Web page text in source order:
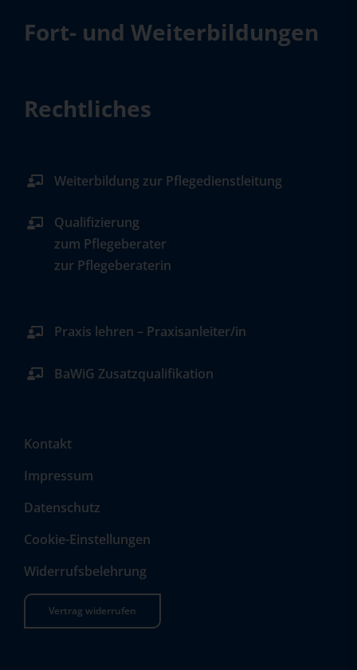
Fort- und Weiterbildungen
Rechtliches
Weiterbildung zur Pflegedienstleitung
Qualifizierung
zum Pflegeberater
zur Pflegeberaterin
Praxis lehren – Praxisanleiter/in
BaWiG Zusatzqualifikation
Kontakt
Impressum
Datenschutz
Cookie-Einstellungen
Widerrufsbelehrung
Vertrag widerrufen